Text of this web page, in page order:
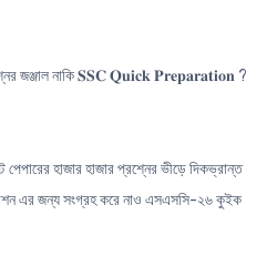
জঞ্জাল নাকি 𝐒𝐒𝐂 𝐐𝐮𝐢𝐜𝐤 𝐏𝐫𝐞𝐩𝐚𝐫𝐚𝐭𝐢𝐨𝐧 ?
হাজার হাজার প্রশ্নের ভীড়ে দিকভ্রান্ত
এর জন্য সংগ্রহ করে নাও এসএসসি-২৬ কুইক